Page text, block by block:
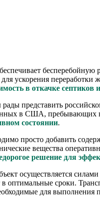
беcперебойную
ускорения
в откачке
представить
в США, пребывающих
состоянии.
просто добавить
вещества
решение для
осуществляется
оптимальные сроки.
для